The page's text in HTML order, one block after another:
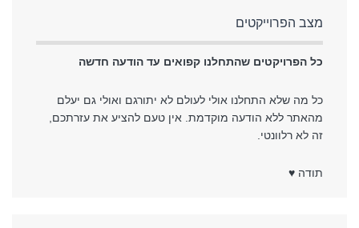
מצב הפרוייקטים
כל הפרויקטים שהתחלנו קפואים עד הודעה חדשה
כל מה שלא התחלנו אולי לעולם לא יתורגם ואולי גם יעלם
מהאתר ללא הודעה מוקדמת. אין טעם להציע את עזרתכם,
זה לא רלוונטי.
תודה ♥